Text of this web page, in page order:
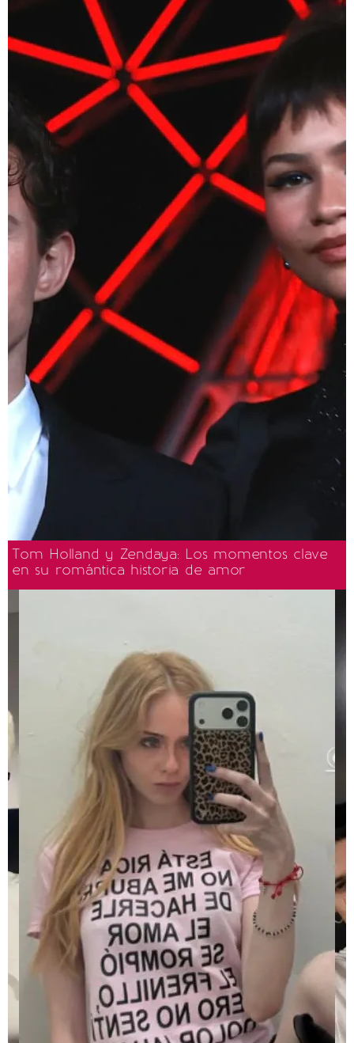
Tom Holland y Zendaya: Los momentos clave
en su romántica historia de amor